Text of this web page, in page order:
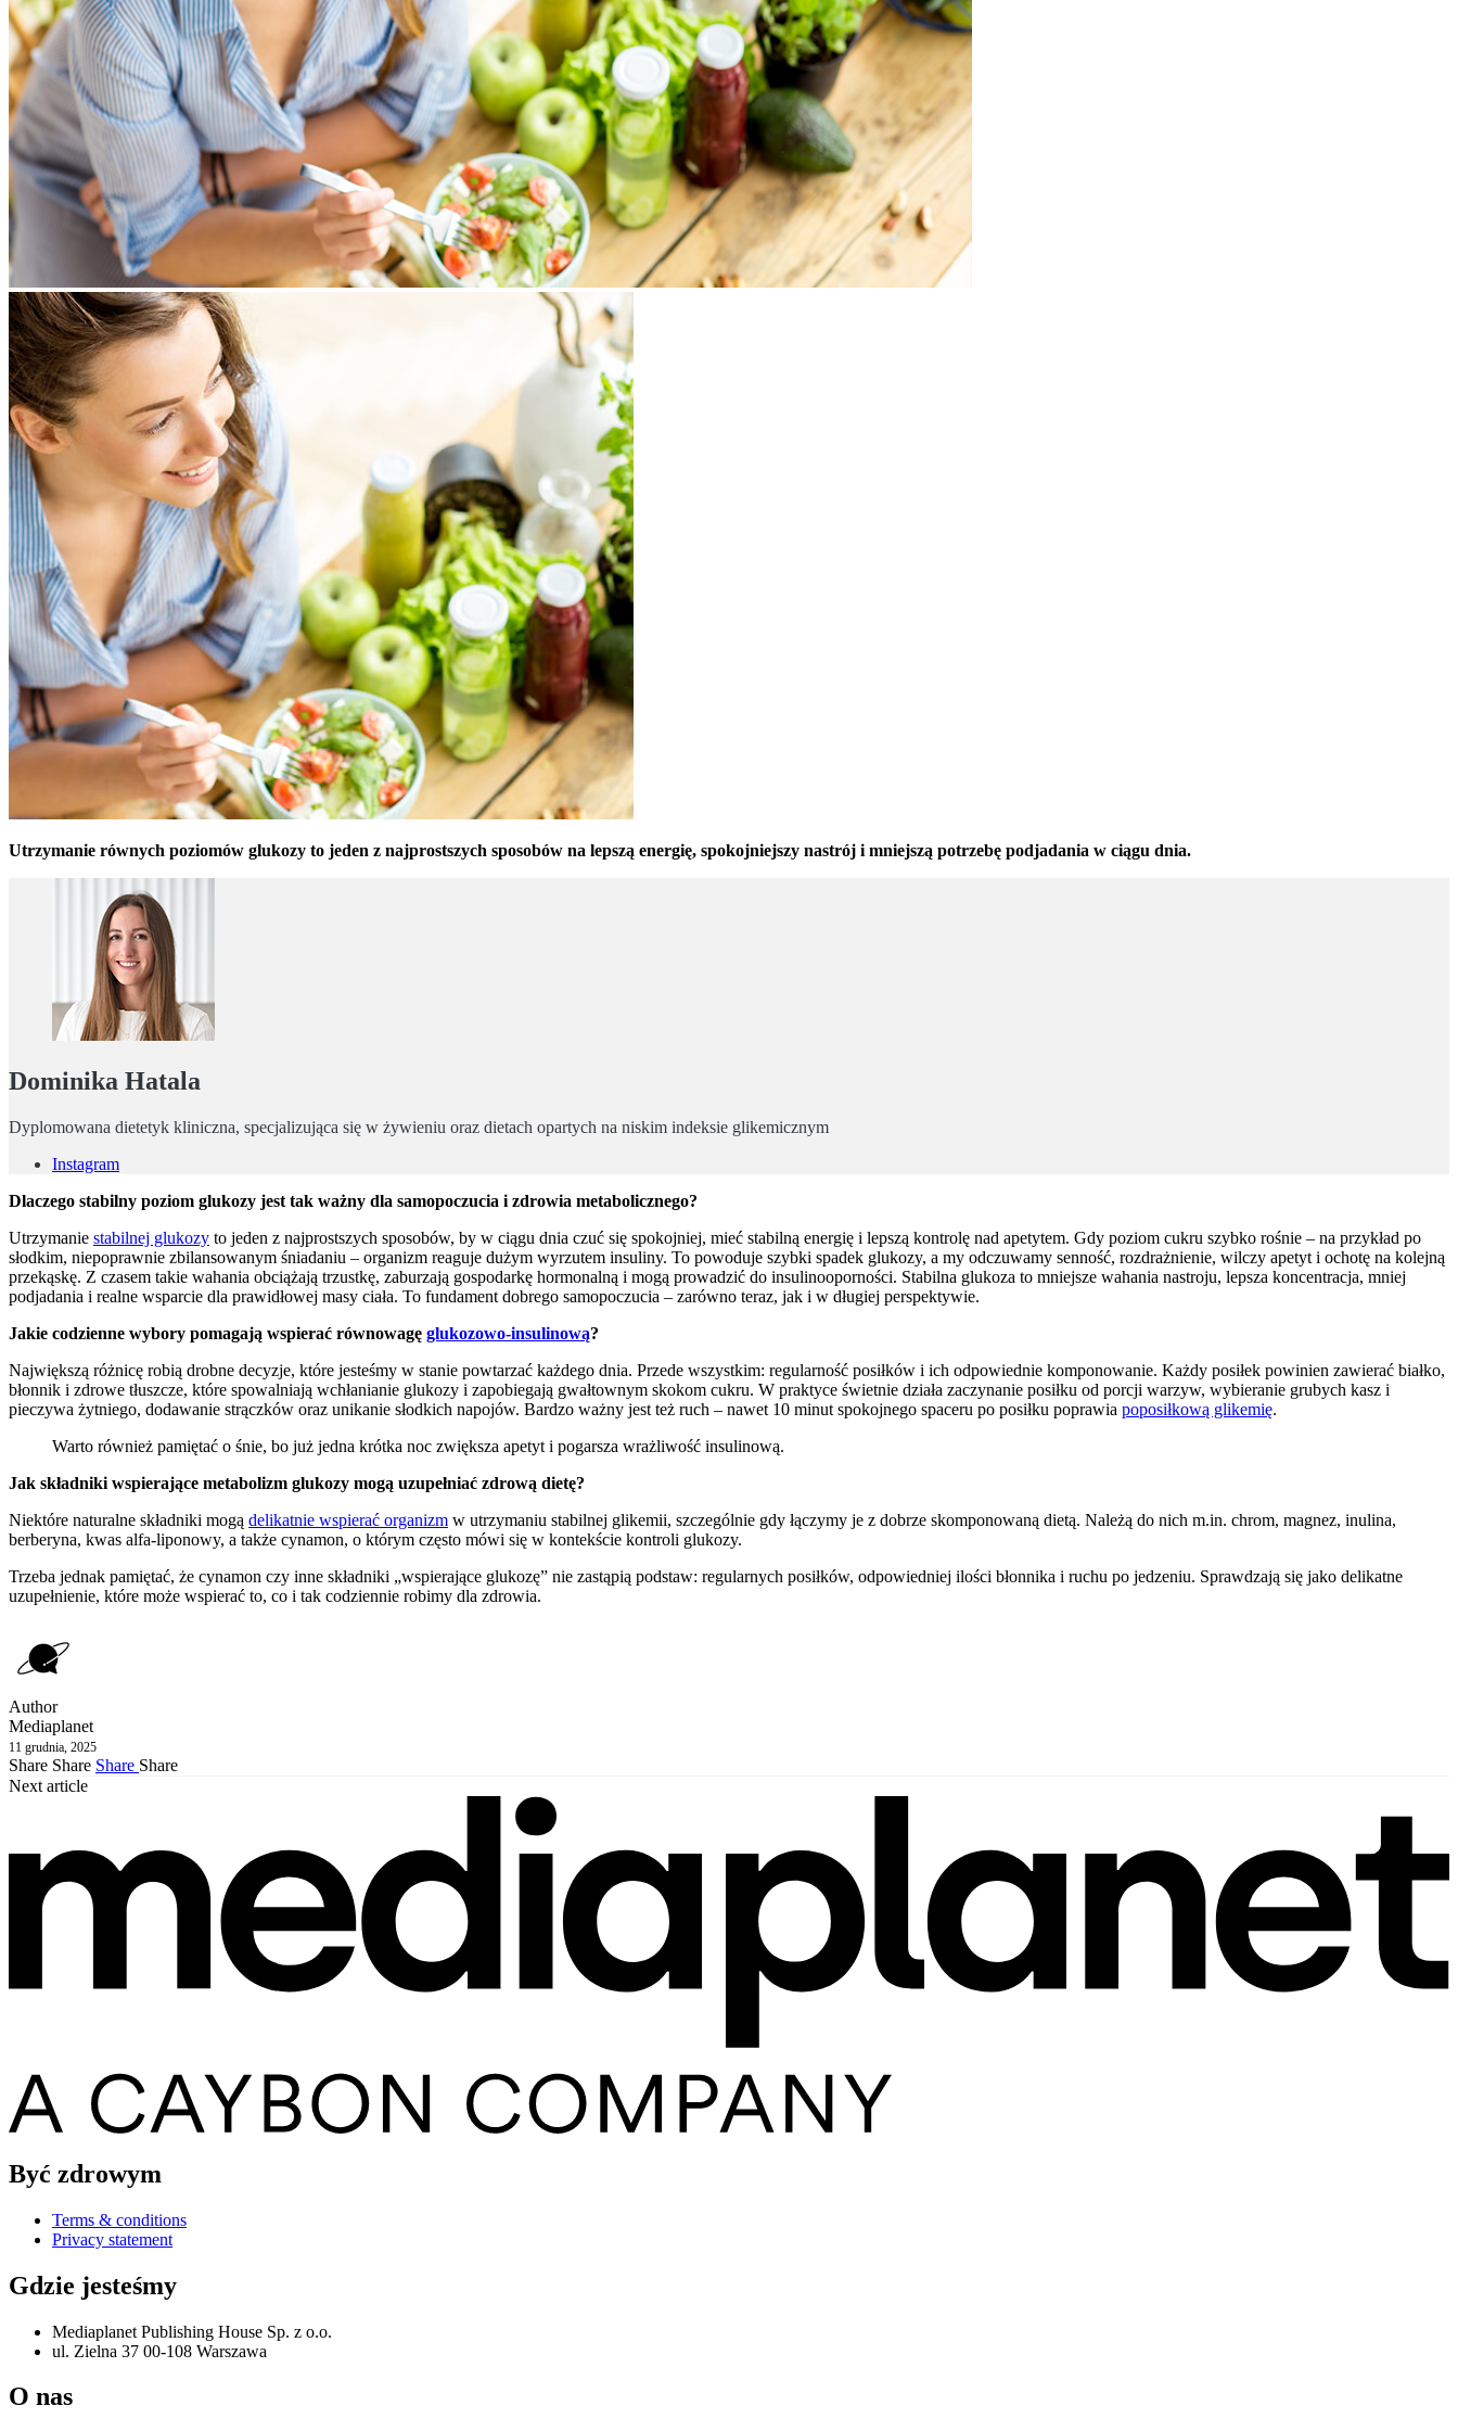
Utrzymanie równych poziomów glukozy to jeden z najprostszych sposobów na lepszą energię, spokojniejszy nastrój i mniejszą potrzebę podjadania w ciągu dnia.
Dominika Hatala
Dyplomowana dietetyk kliniczna, specjalizująca się w żywieniu oraz dietach opartych na niskim indeksie glikemicznym
Instagram
Dlaczego stabilny poziom glukozy jest tak ważny dla samopoczucia i zdrowia metabolicznego?
Utrzymanie stabilnej glukozy to jeden z najprostszych sposobów, by w ciągu dnia czuć się spokojniej, mieć stabilną energię i lepszą kontrolę nad apetytem. Gdy poziom cukru szybko rośnie – na przykład po
słodkim, niepoprawnie zbilansowanym śniadaniu – organizm reaguje dużym wyrzutem insuliny. To powoduje szybki spadek glukozy, a my odczuwamy senność, rozdrażnienie, wilczy apetyt i ochotę na kolejną
przekąskę. Z czasem takie wahania obciążają trzustkę, zaburzają gospodarkę hormonalną i mogą prowadzić do insulinooporności. Stabilna glukoza to mniejsze wahania nastroju, lepsza koncentracja, mniej
podjadania i realne wsparcie dla prawidłowej masy ciała. To fundament dobrego samopoczucia – zarówno teraz, jak i w długiej perspektywie.
Jakie codzienne wybory pomagają wspierać równowagę glukozowo-insulinową?
Największą różnicę robią drobne decyzje, które jesteśmy w stanie powtarzać każdego dnia. Przede wszystkim: regularność posiłków i ich odpowiednie komponowanie. Każdy posiłek powinien zawierać białko,
błonnik i zdrowe tłuszcze, które spowalniają wchłanianie glukozy i zapobiegają gwałtownym skokom cukru. W praktyce świetnie działa zaczynanie posiłku od porcji warzyw, wybieranie grubych kasz i
pieczywa żytniego, dodawanie strączków oraz unikanie słodkich napojów. Bardzo ważny jest też ruch – nawet 10 minut spokojnego spaceru po posiłku poprawia poposiłkową glikemię.
Warto również pamiętać o śnie, bo już jedna krótka noc zwiększa apetyt i pogarsza wrażliwość insulinową.
Jak składniki wspierające metabolizm glukozy mogą uzupełniać zdrową dietę?
Niektóre naturalne składniki mogą delikatnie wspierać organizm w utrzymaniu stabilnej glikemii, szczególnie gdy łączymy je z dobrze skomponowaną dietą. Należą do nich m.in. chrom, magnez, inulina,
berberyna, kwas alfa-liponowy, a także cynamon, o którym często mówi się w kontekście kontroli glukozy.
Trzeba jednak pamiętać, że cynamon czy inne składniki „wspierające glukozę” nie zastąpią podstaw: regularnych posiłków, odpowiedniej ilości błonnika i ruchu po jedzeniu. Sprawdzają się jako delikatne
uzupełnienie, które może wspierać to, co i tak codziennie robimy dla zdrowia.
Author
Mediaplanet
11 grudnia, 2025
Share Share Share Share
Next article
Być zdrowym
Terms & conditions
Privacy statement
Gdzie jesteśmy
Mediaplanet Publishing House Sp. z o.o.
ul. Zielna 37 00-108 Warszawa
O nas